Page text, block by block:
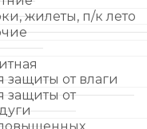
жилеты, п/к лето
от влаги
защиты от